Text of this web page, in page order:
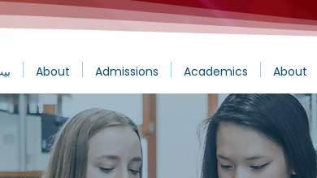
About Admissions Academics About